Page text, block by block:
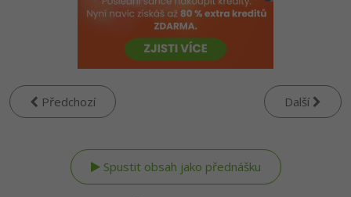
HTML5, CSS3, Bootstrap, SEO
SQL a databáze
Testování a verzování
React
JavaScript
Python
UML a návrhové vzory
Vývojář mobilních aplikací
Specialista na AI a bigdata
C# Game developer
Webdesigner
Tester
Python -80%
JavaScript -80%
PHP
-80%
Swift -80%
Předchozí Další